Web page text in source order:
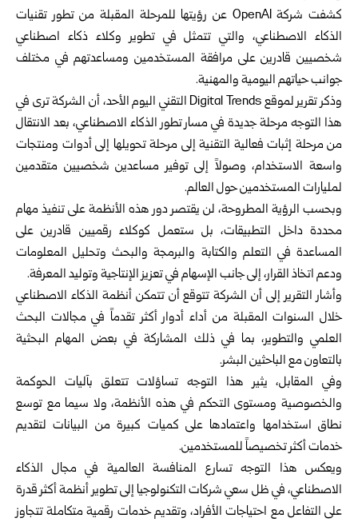
كشفت شركة OpenAI عن رؤيتها للمرحلة المقبلة من تطور تقنيات
الذكاء الاصطناعي، والتي تتمثل في تطوير وكلاء ذكاء اصطناعي
شخصيين قادرين على مرافقة المستخدمين ومساعدتهم في مختلف
جوانب حياتهم اليومية والمهنية.
وذكر تقرير لموقع Digital Trends التقني اليوم الأحد، أن الشركة ترى في
هذا التوجه مرحلة جديدة في مسار تطور الذكاء الاصطناعي، بعد الانتقال
من مرحلة إثبات فعالية التقنية إلى مرحلة تحويلها إلى أدوات ومنتجات
واسعة الاستخدام، وصولاً إلى توفير مساعدين شخصيين متقدمين
لمليارات المستخدمين حول العالم.
وبحسب الرؤية المطروحة، لن يقتصر دور هذه الأنظمة على تنفيذ مهام
محددة داخل التطبيقات، بل ستعمل كوكلاء رقميين قادرين على
المساعدة في التعلم والكتابة والبرمجة والبحث وتحليل المعلومات
ودعم اتخاذ القرار، إلى جانب الإسهام في تعزيز الإنتاجية وتوليد المعرفة.
وأشار التقرير إلى أن الشركة تتوقع أن تتمكن أنظمة الذكاء الاصطناعي
خلال السنوات المقبلة من أداء أدوار أكثر تقدماً في مجالات البحث
العلمي والتطوير، بما في ذلك المشاركة في بعض المهام البحثية
بالتعاون مع الباحثين البشر.
وفي المقابل، يثير هذا التوجه تساؤلات تتعلق بآليات الحوكمة
والخصوصية ومستوى التحكم في هذه الأنظمة، ولا سيما مع توسع
نطاق استخدامها واعتمادها على كميات كبيرة من البيانات لتقديم
خدمات أكثر تخصيصاً للمستخدمين.
ويعكس هذا التوجه تسارع المنافسة العالمية في مجال الذكاء
الاصطناعي، في ظل سعي شركات التكنولوجيا إلى تطوير أنظمة أكثر قدرة
على التفاعل مع احتياجات الأفراد، وتقديم خدمات رقمية متكاملة تتجاوز